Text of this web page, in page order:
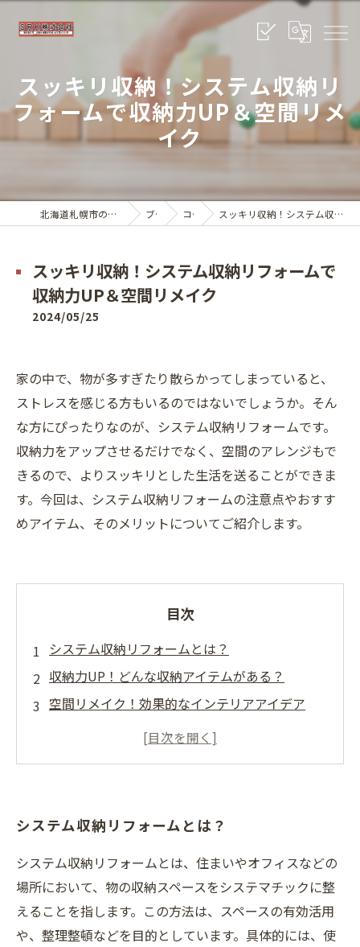
スッキリ収納！システム収納リ
フォームで収納力UP＆空間リメ
イク
北海道札幌市のリフォームならSRK株式会社 ブログ コラム スッキリ収納！システム収納リフォームで収納力UP＆空間リメイク
スッキリ収納！システム収納リフォームで
収納力UP＆空間リメイク
2024/05/25
家の中で、物が多すぎたり散らかってしまっていると、
ストレスを感じる方もいるのではないでしょうか。そん
な方にぴったりなのが、システム収納リフォームです。
収納力をアップさせるだけでなく、空間のアレンジもで
きるので、よりスッキリとした生活を送ることができま
す。今回は、システム収納リフォームの注意点やおすす
めアイテム、そのメリットについてご紹介します。
目次
システム収納リフォームとは？
収納力UP！どんな収納アイテムがある？
空間リメイク！効果的なインテリアアイデア
プロに聞く！収納スペースを上手に利用するコ
システム収納リフォームとは？
システム収納リフォームとは、住まいやオフィスなどの
場所において、物の収納スペースをシステマチックに整
えることを指します。この方法は、スペースの有効活用
や、整理整頓などを目的としています。具体的には、使